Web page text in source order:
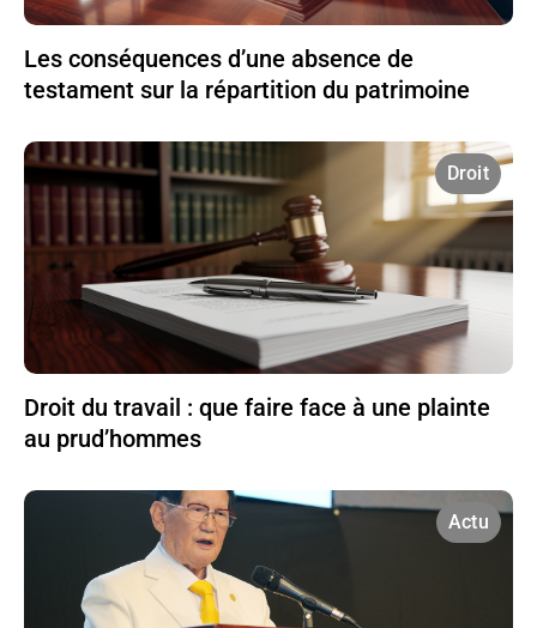
Les conséquences d’une absence de
testament sur la répartition du patrimoine
Droit
Droit du travail : que faire face à une plainte
au prud’hommes
Actu